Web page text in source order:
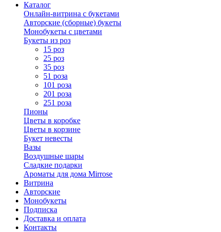
Каталог
Онлайн-витрина с букетами
Авторские (сборные) букеты
Монобукеты с цветами
Букеты из роз
15 роз
25 роз
35 роз
51 роза
101 роза
201 роза
251 роза
Пионы
Цветы в коробке
Цветы в корзине
Букет невесты
Вазы
Воздушные шары
Сладкие подарки
Ароматы для дома Mirrose
Витрина
Авторские
Монобукеты
Подписка
Доставка и оплата
Контакты